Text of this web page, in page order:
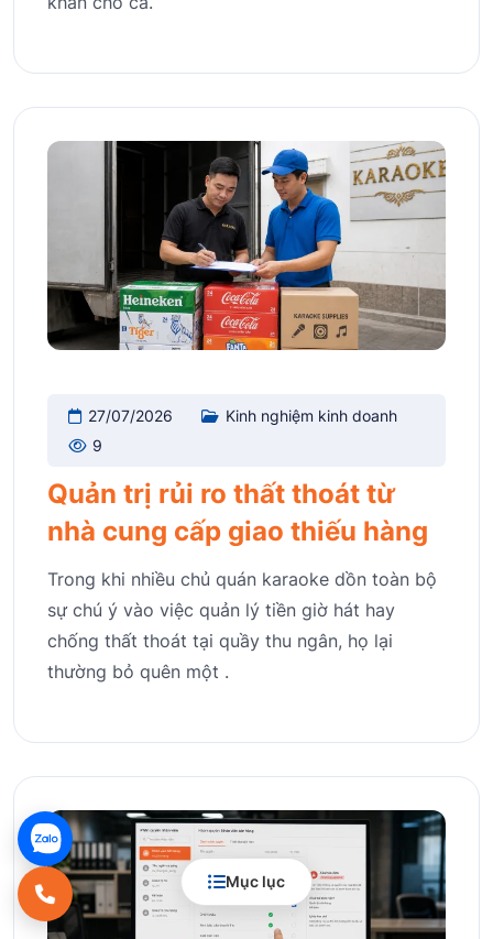
Mục lục
27/07/2026
Kinh nghiệm kinh doanh
9
Quản trị rủi ro thất thoát từ
nhà cung cấp giao thiếu hàng
Trong khi nhiều chủ quán karaoke dồn toàn bộ
sự chú ý vào việc quản lý tiền giờ hát hay
chống thất thoát tại quầy thu ngân, họ lại
thường bỏ quên một .